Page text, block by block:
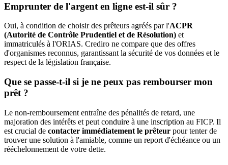
Emprunter de l'argent en ligne est-il sûr ?
Oui, à condition de choisir des prêteurs agréés par l'ACPR
(Autorité de Contrôle Prudentiel et de Résolution) et
immatriculés à l'ORIAS. Crediro ne compare que des offres
d'organismes reconnus, garantissant la sécurité de vos données et le
respect de la législation française.
Que se passe-t-il si je ne peux pas rembourser mon
prêt ?
Le non-remboursement entraîne des pénalités de retard, une
majoration des intérêts et peut conduire à une inscription au FICP. Il
est crucial de contacter immédiatement le prêteur pour tenter de
trouver une solution à l'amiable, comme un report d'échéance ou un
rééchelonnement de votre dette.